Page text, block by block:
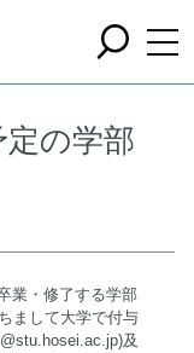
定の学部
業・修了する学部
まして大学で付与
及